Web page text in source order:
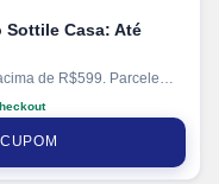
Sottile Casa: Até
de R$599. Parcele
juros no cartão. Ganhe
via PIX.